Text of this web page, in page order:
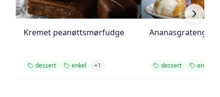
Kremet peanøttsmørfudge
dessert enkel +1
Ananasgrateng
dessert enkel